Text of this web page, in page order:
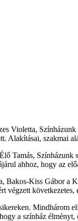
Violetta,
Alakításai, szakmai
Tamás,
ahhoz, hogy az
Bakos-Kiss Gábor a
végzett
Mindhárom
a színház élményt,